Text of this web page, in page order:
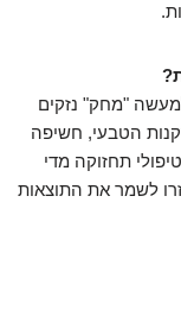
למעשה "מחק" נזקים
הטבעי, חשיפה
תחזוקה מדי
לשמר את התוצאות